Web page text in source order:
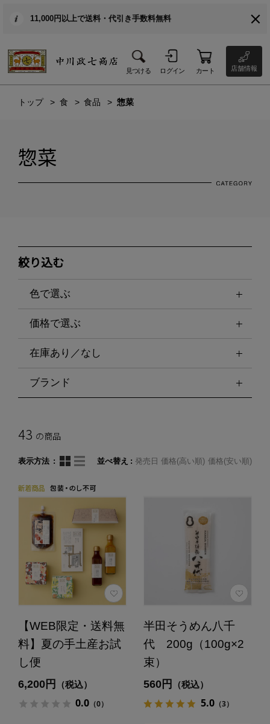
11,000円以上で送料・代引き手数料無料
見つける ログイン カート 店舗情報
トップ 食 食品 惣菜
惣菜
絞り込む
色で選ぶ
価格で選ぶ
在庫あり／なし
ブランド
43 の商品
表示方法 並べ替え 発売日 価格(高い順) 価格(安い順)
【WEB限定・送料無
料】夏の手土産お試
し便
6,200円 （税込）
0.0（0）
半田そうめん八千
代 200g（100g×2
束）
560円 （税込）
5.0（3）